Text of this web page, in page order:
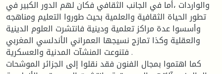
والواردات ،أما في الجانب الثقافي فكان لهم الدور الكبير في
تطور الحياة الثقافية والعلمية بحيث طوروا التعليم ومناهجه
وأسسوا عدة مراكز تعلمية ودينية فانتشرت العلوم الدينية
والعقلية وكذا تمازج نسيجها العمراني الأندلسي المغربي
فتنوعت المنشآت المدنية والعسكرية .
كما اهتموا بمجال الفنون فقد نقلوا إلى الجزائر الموشحات